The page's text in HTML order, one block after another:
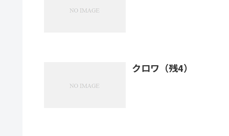
クロワ（残4）